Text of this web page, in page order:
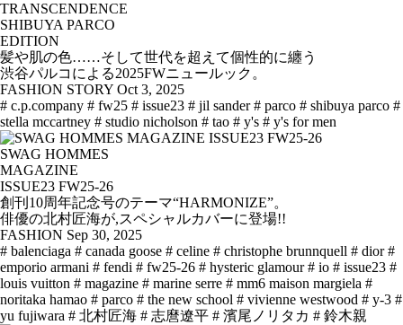
TRANSCENDENCE
SHIBUYA PARCO
EDITION
髪や肌の色……そして世代を超えて個性的に纏う
渋谷パルコによる2025FWニュールック。
FASHION STORY Oct 3, 2025
# c.p.company # fw25 # issue23 # jil sander # parco # shibuya parco #
stella mccartney # studio nicholson # tao # y's # y's for men
SWAG HOMMES
MAGAZINE
ISSUE23 FW25-26
創刊10周年記念号のテーマ“HARMONIZE”。
俳優の北村匠海が,スペシャルカバーに登場!!
FASHION Sep 30, 2025
# balenciaga # canada goose # celine # christophe brunnquell # dior #
emporio armani # fendi # fw25-26 # hysteric glamour # io # issue23 #
louis vuitton # magazine # marine serre # mm6 maison margiela #
noritaka hamao # parco # the new school # vivienne westwood # y-3 #
yu fujiwara # 北村匠海 # 志麿遼平 # 濱尾ノリタカ # 鈴木親